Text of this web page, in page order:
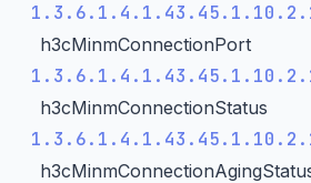
h3cMinmConnectionPort
h3cMinmConnectionStatus